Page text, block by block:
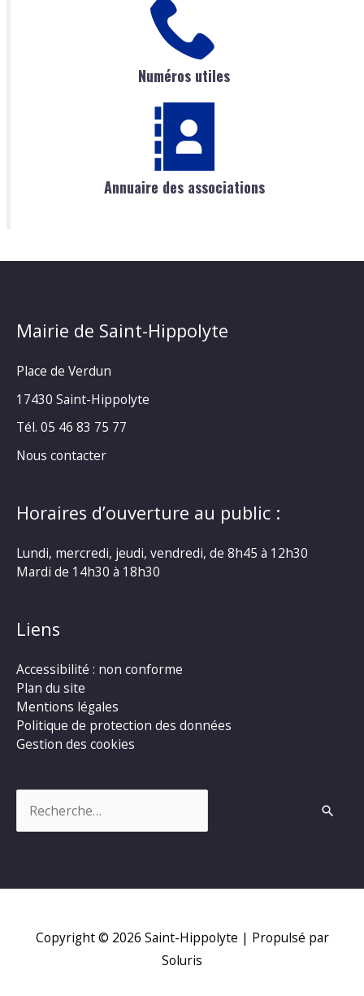
Numéros utiles
Annuaire des associations
Mairie de Saint-Hippolyte
Place de Verdun
17430 Saint-Hippolyte
Tél. 05 46 83 75 77
Nous contacter
Horaires d’ouverture au public :
Lundi, mercredi, jeudi, vendredi, de 8h45 à 12h30
Mardi de 14h30 à 18h30
Liens
Accessibilité : non conforme
Plan du site
Mentions légales
Politique de protection des données
Gestion des cookies
Copyright © 2026 Saint-Hippolyte | Propulsé par
Soluris